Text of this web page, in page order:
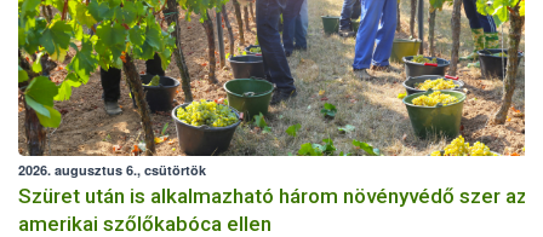
2026. augusztus 6., csütörtök
Szüret után is alkalmazható három növényvédő szer az
amerikai szőlőkabóca ellen